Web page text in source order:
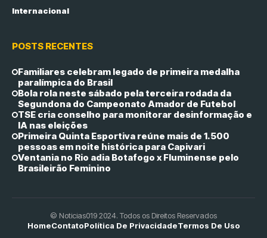
Internacional
POSTS RECENTES
Familiares celebram legado de primeira medalha
paralímpica do Brasil
Bola rola neste sábado pela terceira rodada da
Segundona do Campeonato Amador de Futebol
TSE cria conselho para monitorar desinformação e
IA nas eleições
Primeira Quinta Esportiva reúne mais de 1.500
pessoas em noite histórica para Capivari
Ventania no Rio adia Botafogo x Fluminense pelo
Brasileirão Feminino
© Noticias019 2024. Todos os Direitos Reservados
HomeContatoPolítica De PrivacidadeTermos De Uso